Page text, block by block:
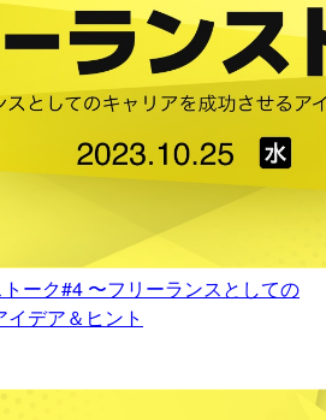
ーク#4 〜フリーランスとしての
デア＆ヒント